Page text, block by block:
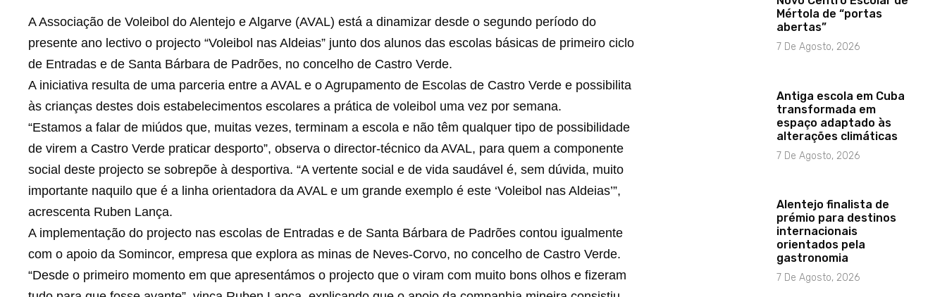
A Associação de Voleibol do Alentejo e Algarve (AVAL) está a dinamizar desde o segundo período do
presente ano lectivo o projecto “Voleibol nas Aldeias” junto dos alunos das escolas básicas de primeiro ciclo
de Entradas e de Santa Bárbara de Padrões, no concelho de Castro Verde.
A iniciativa resulta de uma parceria entre a AVAL e o Agrupamento de Escolas de Castro Verde e possibilita
às crianças destes dois estabelecimentos escolares a prática de voleibol uma vez por semana.
“Estamos a falar de miúdos que, muitas vezes, terminam a escola e não têm qualquer tipo de possibilidade
de virem a Castro Verde praticar desporto”, observa o director-técnico da AVAL, para quem a componente
social deste projecto se sobrepõe à desportiva. “A vertente social e de vida saudável é, sem dúvida, muito
importante naquilo que é a linha orientadora da AVAL e um grande exemplo é este ‘Voleibol nas Aldeias’”,
acrescenta Ruben Lança.
A implementação do projecto nas escolas de Entradas e de Santa Bárbara de Padrões contou igualmente
com o apoio da Somincor, empresa que explora as minas de Neves-Corvo, no concelho de Castro Verde.
“Desde o primeiro momento em que apresentámos o projecto que o viram com muito bons olhos e fizeram
Mértola de “portas
abertas”
7 De Agosto, 2026
Antiga escola em Cuba
transformada em
espaço adaptado às
alterações climáticas
7 De Agosto, 2026
Alentejo finalista de
prémio para destinos
internacionais
orientados pela
gastronomia
7 De Agosto, 2026